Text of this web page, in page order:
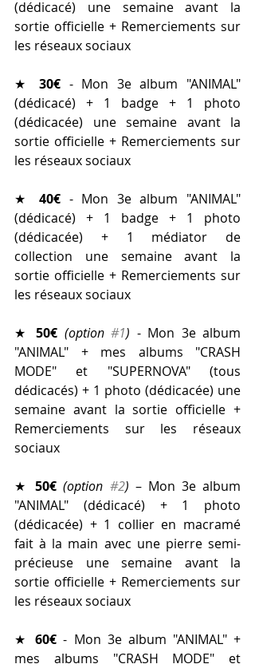
(dédicacé) une semaine avant la
sortie officielle + Remerciements sur
les réseaux sociaux
★ 30€ - Mon 3e album "ANIMAL"
(dédicacé) + 1 badge + 1 photo
(dédicacée) une semaine avant la
sortie officielle + Remerciements sur
les réseaux sociaux
★ 40€ - Mon 3e album "ANIMAL"
(dédicacé) + 1 badge + 1 photo
(dédicacée) + 1 médiator de
collection une semaine avant la
sortie officielle + Remerciements sur
les réseaux sociaux
★ 50€ (option #1) - Mon 3e album
"ANIMAL" + mes albums "CRASH
MODE" et "SUPERNOVA" (tous
dédicacés) + 1 photo (dédicacée) une
semaine avant la sortie officielle +
Remerciements sur les réseaux
sociaux
★ 50€ (option #2) – Mon 3e album
"ANIMAL" (dédicacé) + 1 photo
(dédicacée) + 1 collier en macramé
fait à la main avec une pierre semi-
précieuse une semaine avant la
sortie officielle + Remerciements sur
les réseaux sociaux
★ 60€ - Mon 3e album "ANIMAL" +
mes albums "CRASH MODE" et